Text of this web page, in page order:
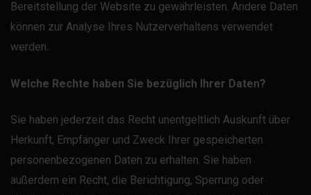
Bereitstellung der Website zu gewährleisten. Andere Daten
können zur Analyse Ihres Nutzerverhaltens verwendet
werden.
Welche Rechte haben Sie bezüglich Ihrer Daten?
Sie haben jederzeit das Recht unentgeltlich Auskunft über
Herkunft, Empfänger und Zweck Ihrer gespeicherten
personenbezogenen Daten zu erhalten. Sie haben
außerdem ein Recht, die Berichtigung, Sperrung oder